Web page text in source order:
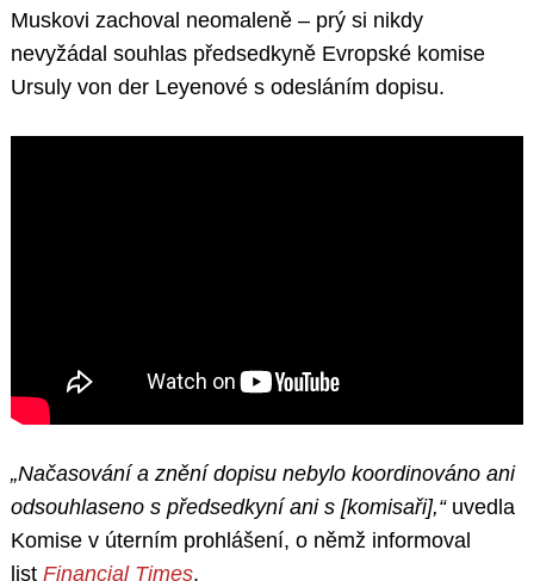
Muskovi zachoval neomaleně – prý si nikdy
nevyžádal souhlas předsedkyně Evropské komise
Ursuly von der Leyenové s odesláním dopisu.
„Načasování a znění dopisu nebylo koordinováno ani
odsouhlaseno s předsedkyní ani s [komisaři],“ uvedla
Komise v úterním prohlášení, o němž informoval
list Financial Times.